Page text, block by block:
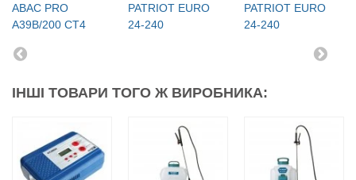
ABAC PRO
A39B/200 CT4
PATRIOT EURO
24-240
PATRIOT EURO
24-240
ІНШІ ТОВАРИ ТОГО Ж ВИРОБНИКА: